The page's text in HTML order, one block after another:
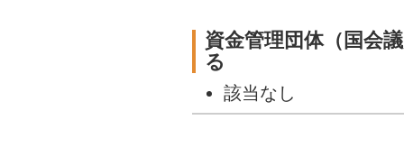
資金管理団体（国会
る
該当なし